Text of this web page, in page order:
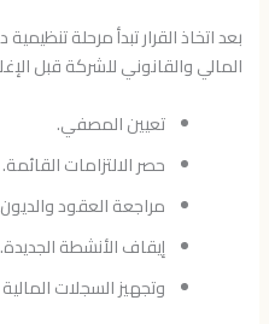
بعد اتخاذ القرار تبدأ مرحلة
المالي والقانوني للشركة قبل
تعيين المصفي.
حصر الالتزامات القائمة.
مراجعة العقود
إيقاف الأنشطة الجديدة.
وتجهيز السجلات